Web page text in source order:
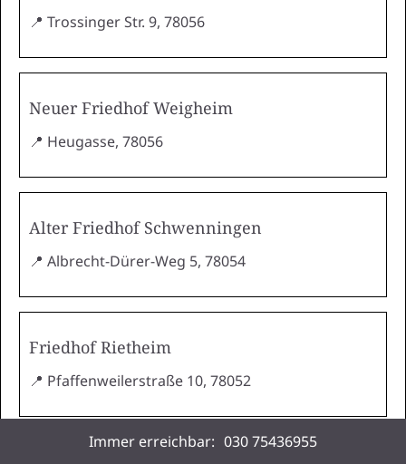
📍 Trossinger Str. 9, 78056
Neuer Friedhof Weigheim
📍 Heugasse, 78056
Alter Friedhof Schwenningen
📍 Albrecht-Dürer-Weg 5, 78054
Friedhof Rietheim
📍 Pfaffenweilerstraße 10, 78052
Immer erreichbar: 030 75436955